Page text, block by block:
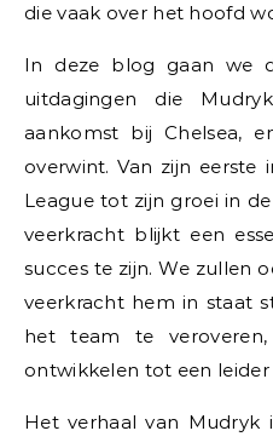
die vaak over het hoofd
In deze blog gaan we
uitdagingen die
aankomst bij Chelsea,
overwint. Van zijn eerste
League tot zijn groei in
veerkracht blijkt een
succes te zijn. We zullen
veerkracht hem in staat
het team te
ontwikkelen tot een
Het verhaal van Mudryk